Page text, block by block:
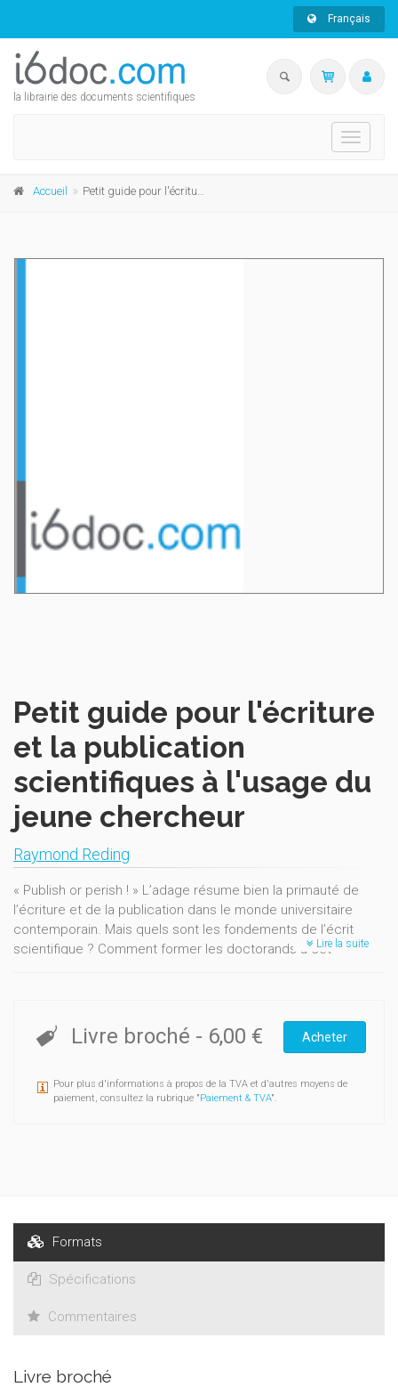
Français
la librairie des documents scientifiques
Toggle
Accueil Petit guide pour l'écriture et la publication scientifiques à l'usage du jeune chercheur
Petit guide pour l'écriture
et la publication
scientifiques à l'usage du
jeune chercheur
Raymond Reding
« Publish or perish ! » L’adage résume bien la primauté de
l’écriture et de la publication dans le monde universitaire
contemporain. Mais quels sont les fondements de l’écrit
scientifique ? Comment former les doctorands à cet
sans tabou, ce petit ouvrage apportera au jeune chercheur
des conseils utiles à la rédaction d’un abstract, d’un article
d’une communication orale, en prônant toujours le respect
d’une certaine éthique professionnelle et d’une indispensable
de plus de 120 publications scientifiques ainsi que d’un livre
de référence en pathologie digestive de l’enfant. Il poursuit
l’essentiel de ses recherches dans le domaine de
l’immunologie de la trans-plantation d’organes.
Lire la suite
Livre broché - 6,00 € Acheter
Pour plus d'informations à propos de la TVA et d'autres moyens de
paiement, consultez la rubrique "Paiement & TVA".
Formats
Spécifications
Commentaires
Livre broché